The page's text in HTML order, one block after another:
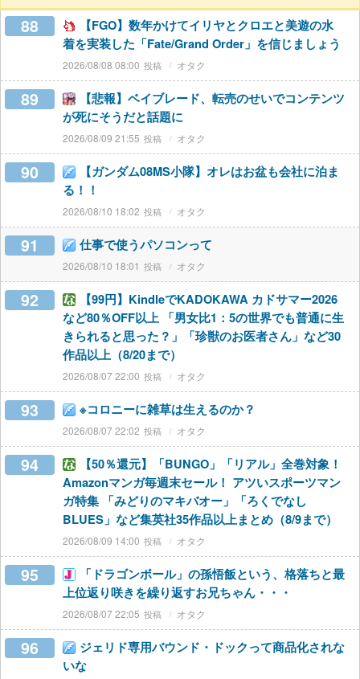
88
【FGO】数年かけてイリヤとクロエと美遊の水
着を実装した「Fate/Grand Order」を信じましょう
2026/08/08 08:00 オタク
89
【悲報】ベイブレード、転売のせいでコンテンツ
が死にそうだと話題に
2026/08/09 21:55 オタク
90
【ガンダム08MS小隊】オレはお盆も会社に泊ま
る！！
2026/08/10 18:02 オタク
91 仕事で使うパソコンって
2026/08/10 18:01 オタク
92
【99円】KindleでKADOKAWA カドサマー2026
など80％OFF以上 「男女比1：5の世界でも普通に生
きられると思った？」「珍獣のお医者さん」など30
作品以上（8/20まで）
2026/08/07 22:00 オタク
93 ※コロニーに雑草は生えるのか？
2026/08/07 22:02 オタク
94
【50％還元】「BUNGO」「リアル」全巻対象！
Amazonマンガ毎週末セール！ アツいスポーツマン
ガ特集 「みどりのマキバオー」「ろくでなし
BLUES」など集英社35作品以上まとめ（8/9まで）
2026/08/09 14:00 オタク
95
「ドラゴンボール」の孫悟飯という、格落ちと最
上位返り咲きを繰り返すお兄ちゃん・・・
2026/08/07 22:05 オタク
96
ジェリド専用バウンド・ドックって商品化されな
いな